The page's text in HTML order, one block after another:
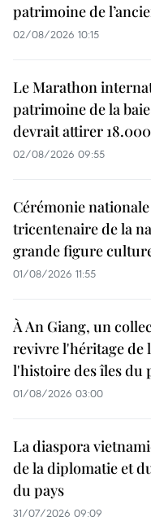
patrimoine de
02/08/2026 10:15
Le Marathon
patrimoine de la
devrait attirer
02/08/2026 09:55
Cérémonie
tricentenaire de la
grande figure
01/08/2026 11:55
À An Giang, un
revivre l'héritage de
l'histoire des îles du
01/08/2026 03:00
La diaspora
de la diplomatie et
du pays
31/07/2026 09:09